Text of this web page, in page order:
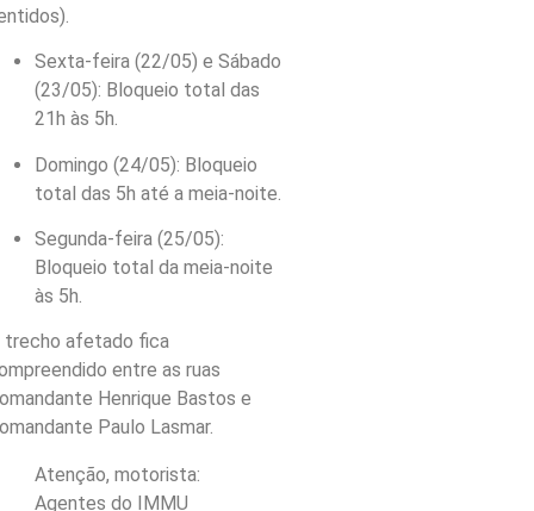
Sexta-feira (22/05) e Sábado
(23/05): Bloqueio total das
21h às 5h.
Domingo (24/05): Bloqueio
total das 5h até a meia-noite.
Segunda-feira (25/05):
Bloqueio total da meia-noite
às 5h.
trecho afetado fica
entre as ruas
Henrique Bastos e
Paulo Lasmar.
Atenção, motorista:
Agentes do IMMU